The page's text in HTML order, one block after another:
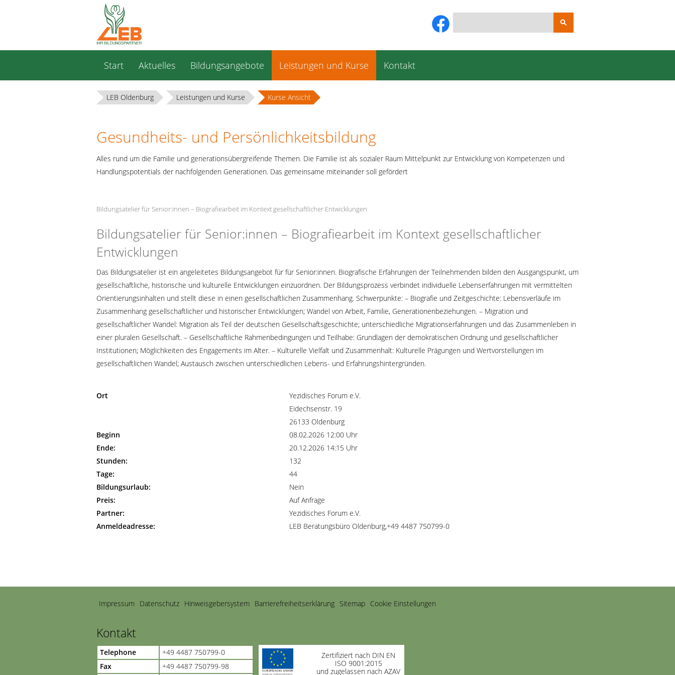
Suchbegriffe
überspringen
Start Aktuelles Bildungsangebote Leistungen und Kurse Kontakt
LEB Oldenburg Leistungen und Kurse Kurse Ansicht
Gesundheits- und Persönlichkeitsbildung
Alles rund um die Familie und generationsübergreifende Themen. Die Familie ist als sozialer Raum Mittelpunkt zur Entwicklung von Kompetenzen und
Handlungspotentials der nachfolgenden Generationen. Das gemeinsame miteinander soll gefördert
Bildungsatelier für Senior:innen – Biografiearbeit im Kontext gesellschaftlicher Entwicklungen
Bildungsatelier für Senior:innen – Biografiearbeit im Kontext gesellschaftlicher
Entwicklungen
Das Bildungsatelier ist ein angeleitetes Bildungsangebot für für Senior:innen. Biografische Erfahrungen der Teilnehmenden bilden den Ausgangspunkt, um
gesellschaftliche, historische und kulturelle Entwicklungen einzuordnen. Der Bildungsprozess verbindet individuelle Lebenserfahrungen mit vermittelten
Orientierungsinhalten und stellt diese in einen gesellschaftlichen Zusammenhang. Schwerpunkte: – Biografie und Zeitgeschichte: Lebensverläufe im
Zusammenhang gesellschaftlicher und historischer Entwicklungen; Wandel von Arbeit, Familie, Generationenbeziehungen. – Migration und
gesellschaftlicher Wandel: Migration als Teil der deutschen Gesellschaftsgeschichte; unterschiedliche Migrationserfahrungen und das Zusammenleben in
einer pluralen Gesellschaft. – Gesellschaftliche Rahmenbedingungen und Teilhabe: Grundlagen der demokratischen Ordnung und gesellschaftlicher
Institutionen; Möglichkeiten des Engagements im Alter. – Kulturelle Vielfalt und Zusammenhalt: Kulturelle Prägungen und Wertvorstellungen im
gesellschaftlichen Wandel; Austausch zwischen unterschiedlichen Lebens- und Erfahrungshintergründen.
Ort
Yezidisches Forum e.V.
Eidechsenstr. 19
26133 Oldenburg
Beginn
08.02.2026 12:00 Uhr
Ende:
20.12.2026 14:15 Uhr
Stunden:
132
Tage:
44
Bildungsurlaub:
Nein
Preis:
Auf Anfrage
Partner:
Yezidisches Forum e.V.
Anmeldeadresse:
LEB Beratungsbüro Oldenburg,+49 4487 750799-0
Navigation
überspringen
Impressum Datenschutz Hinweisgebersystem Barrierefreiheitserklärung Sitemap Cookie Einstellungen
Kontakt
Telephone
+49 4487 750799-0
Fax
+49 4487 750799-98
Zertifiziert nach DIN EN
ISO 9001:2015
und zugelassen nach AZAV